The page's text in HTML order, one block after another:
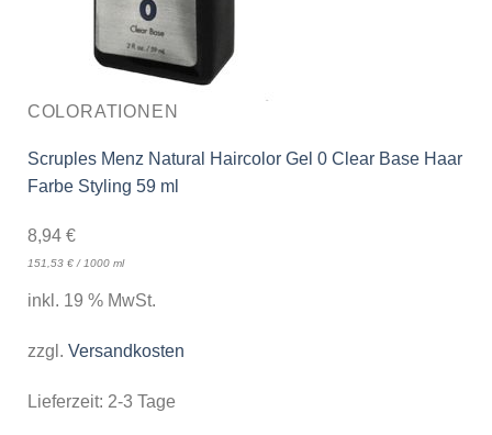
COLORATIONEN
Scruples Menz Natural Haircolor Gel 0 Clear Base Haar
Farbe Styling 59 ml
8,94 €
151,53 €/1000 ml
inkl. 19 % MwSt.
zzgl. Versandkosten
Lieferzeit: 2-3 Tage